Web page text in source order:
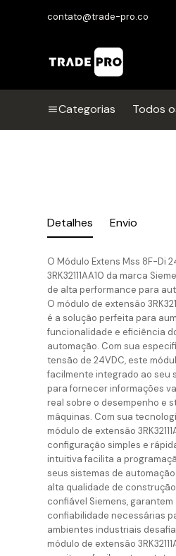
contato@trade-pro.co
Categorias Todos
Detalhes Envio
O Módulo Extens Mss 8F-Di
3RK32111AA10 da marca
de alta performance para
O módulo de extensão
é a solução perfeita para
funcionalidade e eficiência
automação. Com sua
tensão de 24VDC, este
facilmente integrado ao seu
para fornecer informações
real sobre o desempenho e
máquinas. Com sua
módulo de extensão
configuração simples e
intuitiva facilita a
seus sistemas de
alta qualidade de
confiável Siemens,
confiabilidade necessárias
ambientes industriais
módulo de extensão